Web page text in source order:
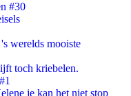
#30
werelds mooiste
toch kriebelen.
je kan het niet stop